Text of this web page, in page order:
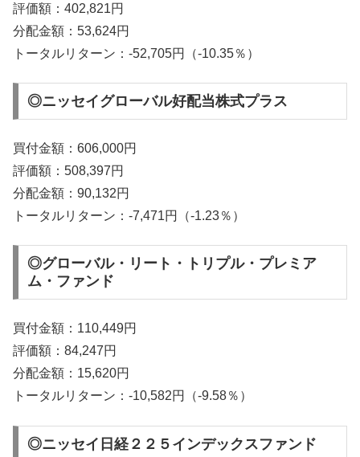
評価額：402,821円
分配金額：53,624円
トータルリターン：-52,705円（-10.35％）
◎ニッセイグローバル好配当株式プラス
買付金額：606,000円
評価額：508,397円
分配金額：90,132円
トータルリターン：-7,471円（-1.23％）
◎グローバル・リート・トリプル・プレミア
ム・ファンド
買付金額：110,449円
評価額：84,247円
分配金額：15,620円
トータルリターン：-10,582円（-9.58％）
◎ニッセイ日経２２５インデックスファンド